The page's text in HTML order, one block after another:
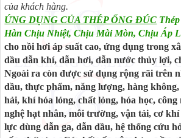
của khách hàng.
ỨNG DỤNG CỦA THÉP ỐNG ĐÚC
Hàn Chịu Nhiệt, Chịu Mài Mòn, Chịu Áp
cho nồi hơi áp suất cao, ứng dụng trong
dầu dẫn khí, dẫn hơi, dẫn nước thủy lợi,
Ngoài ra còn được sử dụng rộng rãi trên
dầu, thực phẩm, năng lượng, hàng
hải, khí hóa lỏng, chất lỏng, hóa học, công
nghệ hạt nhân, môi trường, vận tải, cơ khí
lực dùng dẫn ga, dẫn dầu, hệ thống cứu